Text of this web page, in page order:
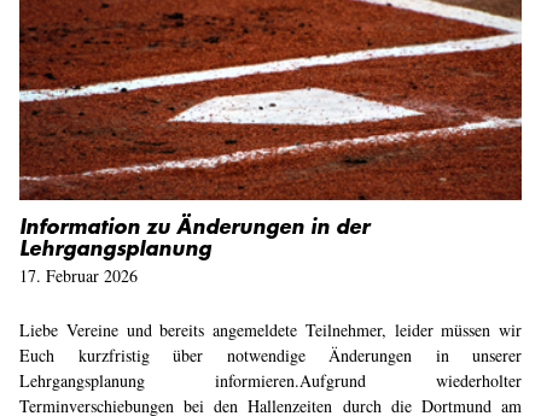
Information zu Änderungen in der
Lehrgangsplanung
17. Februar 2026
Liebe Vereine und bereits angemeldete Teilnehmer, leider müssen wir
Euch kurzfristig über notwendige Änderungen in unserer
Lehrgangsplanung informieren.Aufgrund wiederholter
Terminverschiebungen bei den Hallenzeiten durch die Dortmund am